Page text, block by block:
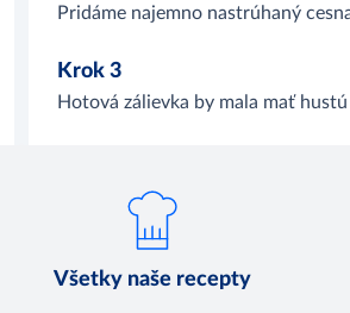
Pridáme najemno nastrúhaný
Krok 3
Hotová zálievka by mala mať
Všetky naše recepty